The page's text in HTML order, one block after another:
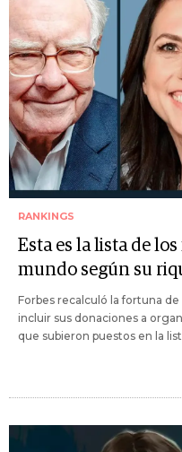
RANKINGS
Esta es la lista de
mundo según su
Forbes recalculó la fortuna
incluir sus donaciones a
que subieron puestos en la